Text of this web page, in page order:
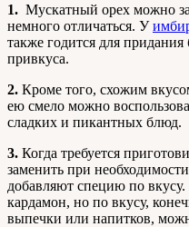
1. Мускатный орех можно
немного отличаться. У
также годится для
привкуса.
2. Кроме того, схожим
ею смело можно
сладких и пикантных блюд.
3. Когда требуется
заменить при
добавляют специю по
кардамон, но по вкусу,
выпечки или напитков,